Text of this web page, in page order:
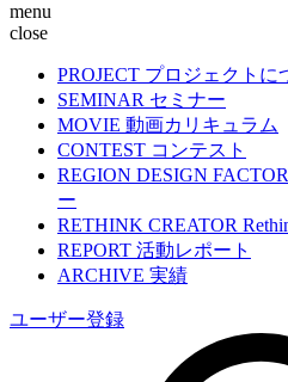
menu
close
PROJECT プロジェクトに
SEMINAR セミナー
MOVIE 動画カリキュラム
CONTEST コンテスト
REGION DESIGN
ー
RETHINK CREATOR
REPORT 活動レポート
ARCHIVE 実績
ユーザー登録